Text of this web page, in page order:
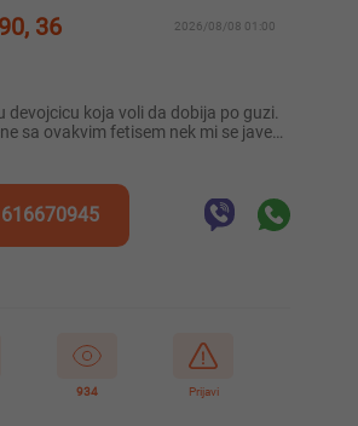
36 2026/08/08 01:00
sa ovakvim fetisem nek mi se jave…
934 Prijavi